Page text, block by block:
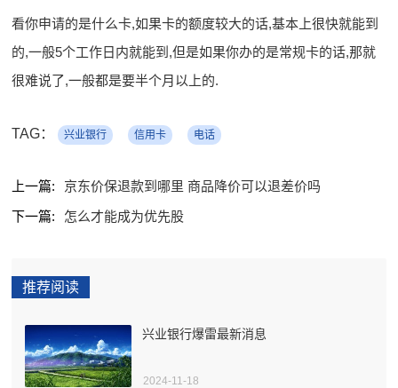
看你申请的是什么卡,如果卡的额度较大的话,基本上很快就能到
的,一般5个工作日内就能到,但是如果你办的是常规卡的话,那就
很难说了,一般都是要半个月以上的.
TAG： 兴业银行 信用卡 电话
上一篇:
京东价保退款到哪里 商品降价可以退差价吗
下一篇:
怎么才能成为优先股
推荐阅读
兴业银行爆雷最新消息
2024-11-18